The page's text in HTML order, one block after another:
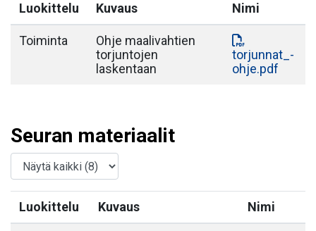
Luokittelu Kuvaus Nimi
Toiminta
Ohje maalivahtien
torjuntojen
laskentaan
torjunnat_-
ohje.pdf
Seuran materiaalit
Luokittelu Kuvaus Nimi